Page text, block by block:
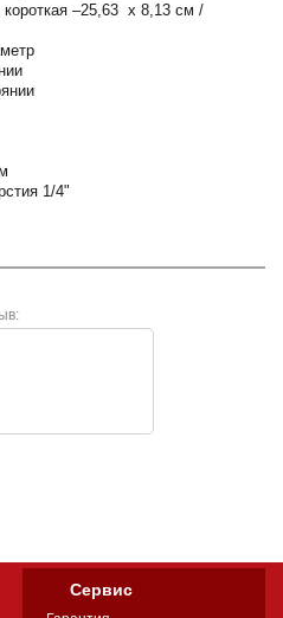
–25,63 x 8,13 см /
1/4"
Сервис